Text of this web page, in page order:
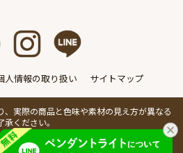
人情報の取り扱い サイトマップ
実際の商品と色味や素材の見え方が異なる
ください。
画像の無断転載・複製を禁止します。
IVillage Inc. All Rights Reserved.